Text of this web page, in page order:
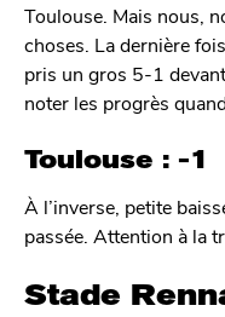
Toulouse. Mais nous,
choses. La dernière
pris un gros 5-1
noter les progrès
Toulouse : -1
À l’inverse, petite
passée. Attention à la
Stade